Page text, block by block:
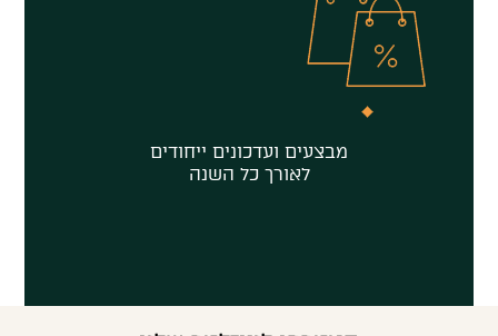
מבצעים ועדכונים ייחודים
לאורך כל השנה